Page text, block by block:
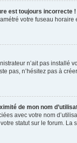
est toujours incorrecte !
votre fuseau
n’ait pas
pas, n’hésitez pas à
de mon nom
avec votre nom
statut sur le forum.